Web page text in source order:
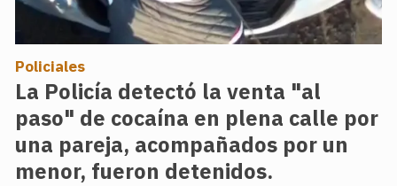
La Policía detectó la venta "al
paso" de cocaína en plena calle por
una pareja, acompañados por un
menor, fueron detenidos.
Policiales